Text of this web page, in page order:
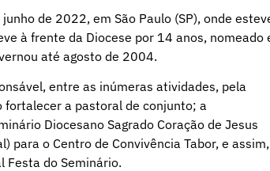
de 2022, em São Paulo (SP), onde
à frente da Diocese por 14 anos, nomeado
até agosto de 2004.
entre as inúmeras atividades, pela
fortalecer a pastoral de conjunto; a
Diocesano Sagrado Coração de Jesus
para o Centro de Convivência Tabor, e assim,
Festa do Seminário.